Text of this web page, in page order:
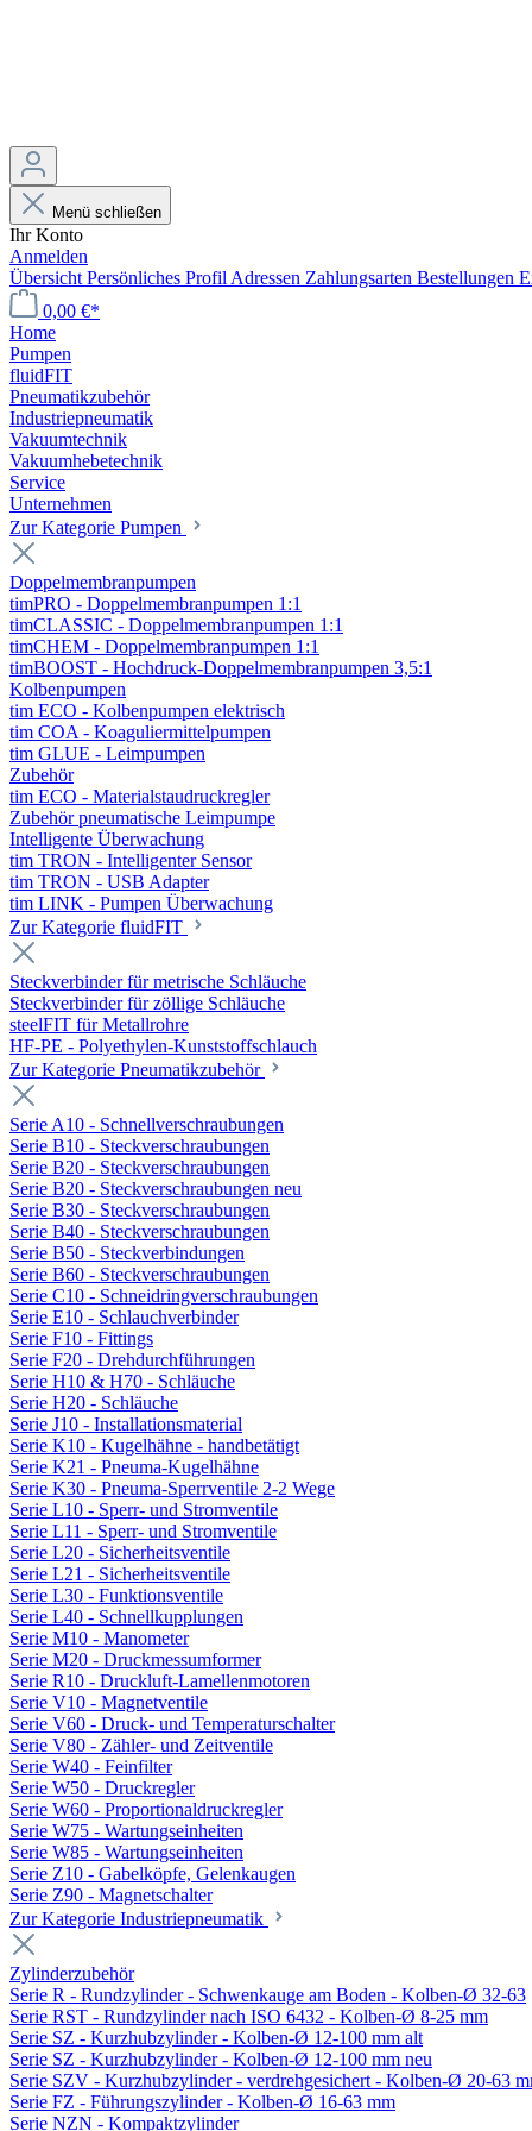
Menü schließen
Ihr Konto
Anmelden
Übersicht Persönliches Profil Adressen Zahlungsarten Bestellungen
0,00 €*
Home
Pumpen
fluidFIT
Pneumatikzubehör
Industriepneumatik
Vakuumtechnik
Vakuumhebetechnik
Service
Unternehmen
Zur Kategorie Pumpen
Doppelmembranpumpen
timPRO - Doppelmembranpumpen 1:1
timCLASSIC - Doppelmembranpumpen 1:1
timCHEM - Doppelmembranpumpen 1:1
timBOOST - Hochdruck-Doppelmembranpumpen 3,5:1
Kolbenpumpen
tim ECO - Kolbenpumpen elektrisch
tim COA - Koaguliermittelpumpen
tim GLUE - Leimpumpen
Zubehör
tim ECO - Materialstaudruckregler
Zubehör pneumatische Leimpumpe
Intelligente Überwachung
tim TRON - Intelligenter Sensor
tim TRON - USB Adapter
tim LINK - Pumpen Überwachung
Zur Kategorie fluidFIT
Steckverbinder für metrische Schläuche
Steckverbinder für zöllige Schläuche
steelFIT für Metallrohre
HF-PE - Polyethylen-Kunststoffschlauch
Zur Kategorie Pneumatikzubehör
Serie A10 - Schnellverschraubungen
Serie B10 - Steckverschraubungen
Serie B20 - Steckverschraubungen
Serie B20 - Steckverschraubungen neu
Serie B30 - Steckverschraubungen
Serie B40 - Steckverschraubungen
Serie B50 - Steckverbindungen
Serie B60 - Steckverschraubungen
Serie C10 - Schneidringverschraubungen
Serie E10 - Schlauchverbinder
Serie F10 - Fittings
Serie F20 - Drehdurchführungen
Serie H10 & H70 - Schläuche
Serie H20 - Schläuche
Serie J10 - Installationsmaterial
Serie K10 - Kugelhähne - handbetätigt
Serie K21 - Pneuma-Kugelhähne
Serie K30 - Pneuma-Sperrventile 2-2 Wege
Serie L10 - Sperr- und Stromventile
Serie L11 - Sperr- und Stromventile
Serie L20 - Sicherheitsventile
Serie L21 - Sicherheitsventile
Serie L30 - Funktionsventile
Serie L40 - Schnellkupplungen
Serie M10 - Manometer
Serie M20 - Druckmessumformer
Serie R10 - Druckluft-Lamellenmotoren
Serie V10 - Magnetventile
Serie V60 - Druck- und Temperaturschalter
Serie V80 - Zähler- und Zeitventile
Serie W40 - Feinfilter
Serie W50 - Druckregler
Serie W60 - Proportionaldruckregler
Serie W75 - Wartungseinheiten
Serie W85 - Wartungseinheiten
Serie Z10 - Gabelköpfe, Gelenkaugen
Serie Z90 - Magnetschalter
Zur Kategorie Industriepneumatik
Zylinderzubehör
Serie R - Rundzylinder - Schwenkauge am Boden - Kolben-Ø 32-63
Serie RST - Rundzylinder nach ISO 6432 - Kolben-Ø 8-25 mm
Serie SZ - Kurzhubzylinder - Kolben-Ø 12-100 mm alt
Serie SZ - Kurzhubzylinder - Kolben-Ø 12-100 mm neu
Serie SZV - Kurzhubzylinder - verdrehgesichert - Kolben-Ø 20-63
Serie FZ - Führungszylinder - Kolben-Ø 16-63 mm
Serie NZN - Kompaktzylinder